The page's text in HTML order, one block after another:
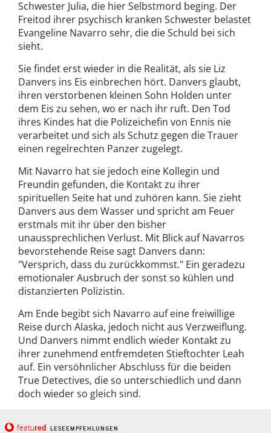
Schwester Julia, die hier Selbstmord beging. Der
Freitod ihrer psychisch kranken Schwester belastet
Evangeline Navarro sehr, die die Schuld bei sich
sieht.
Sie findet erst wieder in die Realität, als sie Liz
Danvers ins Eis einbrechen hört. Danvers glaubt,
ihren verstorbenen kleinen Sohn Holden unter
dem Eis zu sehen, wo er nach ihr ruft. Den Tod
ihres Kindes hat die Polizeichefin von Ennis nie
verarbeitet und sich als Schutz gegen die Trauer
einen regelrechten Panzer zugelegt.
Mit Navarro hat sie jedoch eine Kollegin und
Freundin gefunden, die Kontakt zu ihrer
spirituellen Seite hat und zuhören kann. Sie zieht
Danvers aus dem Wasser und spricht am Feuer
erstmals mit ihr über den bisher
unaussprechlichen Verlust. Mit Blick auf Navarros
bevorstehende Reise sagt Danvers dann:
"Versprich, dass du zurückkommst." Ein geradezu
emotionaler Ausbruch der sonst so kühlen und
distanzierten Polizistin.
Am Ende begibt sich Navarro auf eine freiwillige
Reise durch Alaska, jedoch nicht aus Verzweiflung.
Und Danvers nimmt endlich wieder Kontakt zu
ihrer zunehmend entfremdeten Stieftochter Leah
auf. Ein versöhnlicher Abschluss für die beiden
True Detectives, die so unterschiedlich und dann
doch wieder so gleich sind.
featured LESEEMPFEHLUNGEN